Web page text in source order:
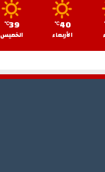
40
℃
الأربعاء
39
℃
الخميس